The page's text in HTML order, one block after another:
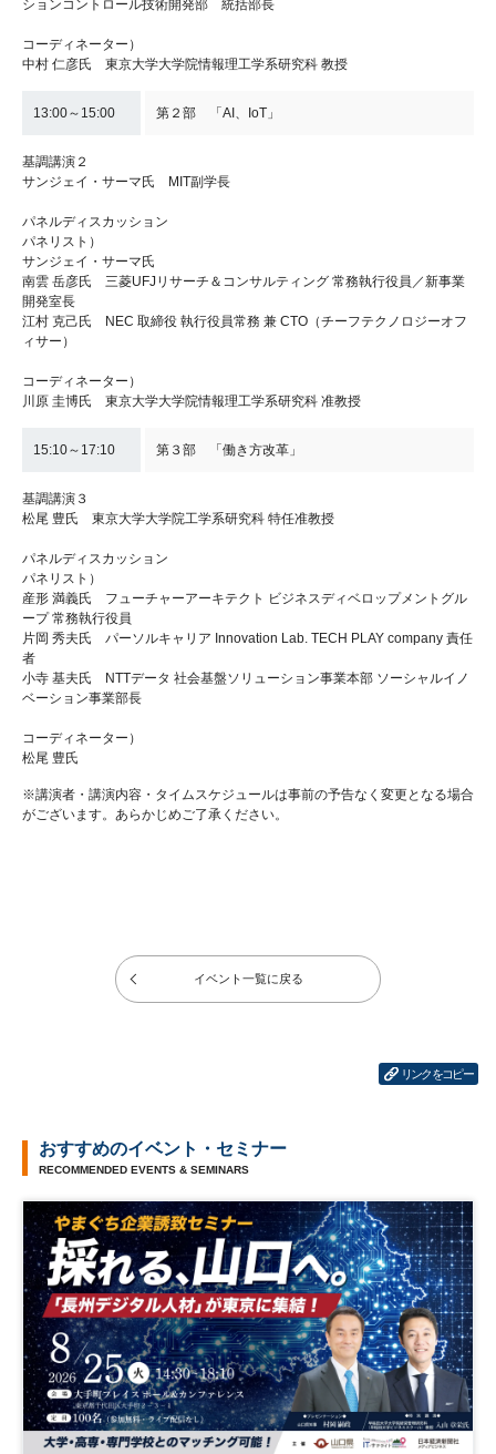
ションコントロール技術開発部 統括部長
コーディネーター）
中村 仁彦氏 東京大学大学院情報理工学系研究科 教授
13:00～15:00 第２部 「AI、IoT」
基調講演２
サンジェイ・サーマ氏 MIT副学長
パネルディスカッション
パネリスト）
サンジェイ・サーマ氏
南雲 岳彦氏 三菱UFJリサーチ＆コンサルティング 常務執行役員／新事業
開発室長
江村 克己氏 NEC 取締役 執行役員常務 兼 CTO（チーフテクノロジーオフ
ィサー）
コーディネーター）
川原 圭博氏 東京大学大学院情報理工学系研究科 准教授
15:10～17:10 第３部 「働き方改革」
基調講演３
松尾 豊氏 東京大学大学院工学系研究科 特任准教授
パネルディスカッション
パネリスト）
産形 満義氏 フューチャーアーキテクト ビジネスディベロップメントグル
ープ 常務執行役員
片岡 秀夫氏 パーソルキャリア Innovation Lab. TECH PLAY company 責任
者
小寺 基夫氏 NTTデータ 社会基盤ソリューション事業本部 ソーシャルイノ
ベーション事業部長
コーディネーター）
松尾 豊氏
※講演者・講演内容・タイムスケジュールは事前の予告なく変更となる場合
がございます。あらかじめご了承ください。
イベント一覧に戻る
リンクをコピー
おすすめのイベント・セミナー
RECOMMENDED EVENTS & SEMINARS